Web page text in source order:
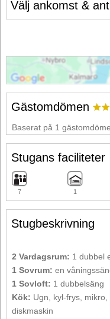
Välj ankomst &
Stugbeskrivning
2 Vardagsrum: 1 dubbel
1 Sovrum: en
1 Sovloft: 1 dubbelsäng
Kök: Ugn, kyl-frys,
diskmaskin
Gästomdömen
Baserat på 1
Stugans faciliteter
7 1